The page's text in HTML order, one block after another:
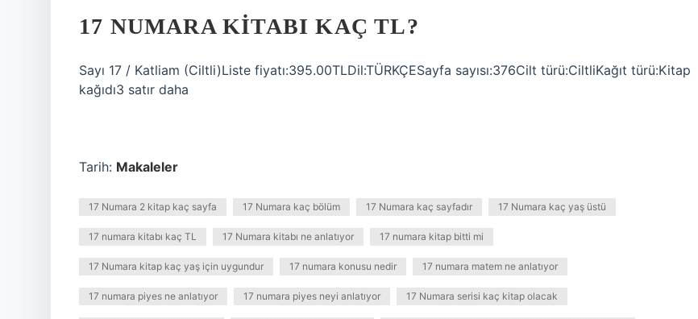
17 NUMARA KITABI KAÇ TL?
Sayı 17 / Katliam (Ciltli)Liste fiyatı:395.00TLDil:TÜRKÇESayfa sayısı:376Cilt türü:CiltliKağıt türü:Kitap
kağıdı3 satır daha
Tarih: Makaleler
17 Numara 2 kitap kaç sayfa 17 Numara kaç bölüm 17 Numara kaç sayfadır 17 Numara kaç yaş üstü
17 numara kitabı kaç TL 17 Numara kitabı ne anlatıyor 17 numara kitap bitti mi
17 Numara kitap kaç yaş için uygundur 17 numara konusu nedir 17 numara matem ne anlatıyor
17 numara piyes ne anlatıyor 17 numara piyes neyi anlatıyor 17 Numara serisi kaç kitap olacak